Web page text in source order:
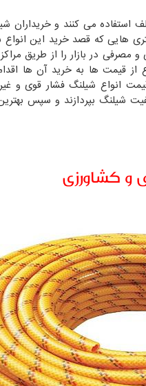
می کنند و خریداران
هایی که قصد خرید این انواع
در بازار را از طریق
قیمت ها به خرید آن ها اقدام
انواع شیلنگ فشار قوی و
شیلنگ بپردازند و سپس
و کشاورزی